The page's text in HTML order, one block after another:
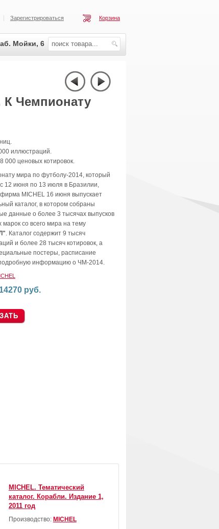
Корзина
Зарегистрироваться
Мойки, 6
К Чемпионату
иллюстраций.
000 ценовых котировок.
мира по футболу-2014, который
12 июня по 13 июля в Бразилии,
MICHEL 16 июня выпускает
каталог, в котором собраны
данные о более 3 тысячах выпусков
марок со всего мира на тему
. Каталог содержит 9 тысяч
и более 28 тысяч котировок, а
постеры, расписание
информацию о ЧМ-2014.
руб.
MICHEL. Тематический
каталог. Корабли. Издание 1,
2011 год
Производство: MICHEL